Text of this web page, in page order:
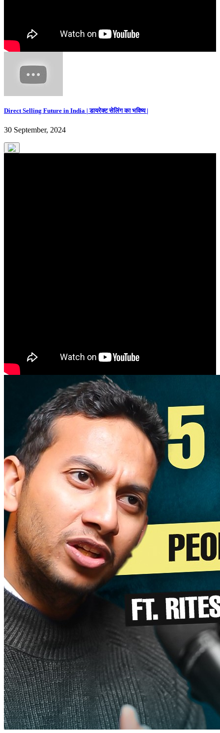
Direct Selling Future in India | डायरेक्ट सेलिंग का भविष्य |
30 September, 2024